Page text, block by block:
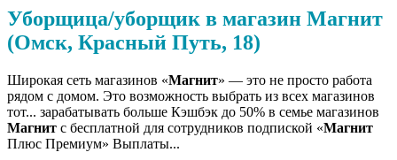
Уборщица/уборщик в магазин Магнит
(Омск, Красный Путь, 18)
Широкая сеть магазинов «Магнит» — это не просто работа
рядом с домом. Это возможность выбрать из всех магазинов
тот... зарабатывать больше Кэшбэк до 50% в семье магазинов
Магнит с бесплатной для сотрудников подпиской «Магнит
Плюс Премиум» Выплаты...